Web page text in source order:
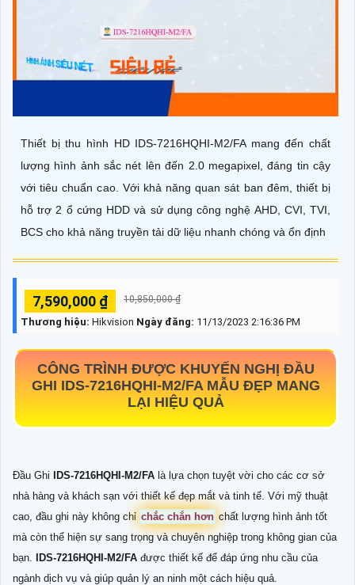
Thiết bị thu hình HD IDS-7216HQHI-M2/FA mang đến chất
lượng hình ảnh sắc nét lên đến 2.0 megapixel, đáng tin cậy
với tiêu chuẩn cao. Với khả năng quan sát ban đêm, thiết bị
hỗ trợ 2 ổ cứng HDD và sử dụng công nghệ AHD, CVI, TVI,
BCS cho khả năng truyền tải dữ liệu nhanh chóng và ổn định
7,590,000 ₫ 10,850,000 ₫
Thương hiệu: Hikvision Ngày đăng: 11/13/2023 2:16:36 PM
CÔNG TRÌNH ĐƯỢC KHUYẾN NGHỊ ĐẦU
GHI IDS-7216HQHI-M2/FA MẪU ĐẸP MANG
LẠI HIỆU QUẢ
Đầu Ghi IDS-7216HQHI-M2/FA là lựa chọn tuyệt vời cho các cơ sở
nhà hàng và khách sạn với thiết kế đẹp mắt và tinh tế. Với mỹ thuật
cao, đầu ghi này không chỉ chắc chắn hơn chất lượng hình ảnh tốt
mà còn thể hiện sự sang trọng và chuyên nghiệp trong không gian của
bạn. IDS-7216HQHI-M2/FA được thiết kế để đáp ứng nhu cầu của
ngành dịch vụ và giúp quản lý an ninh một cách hiệu quả.